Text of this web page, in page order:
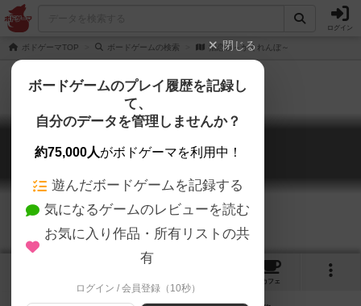
ログイン
ボドゲーマTOP ボードゲームの検索 掴恋慕～かくれんぼ～
掴恋慕～かくれんぼ～
Kakurenbo
カフェ
閉じる
ボードゲームのプレイ履歴を記録し
て、
自分のデータを管理しませんか？
約75,000人がボドゲーマを利用中！
遊んだボードゲームを記録する
気になるゲームのレビューを読む
お気に入り作品・所有リストの共
有
ログイン / 会員登録（10秒）